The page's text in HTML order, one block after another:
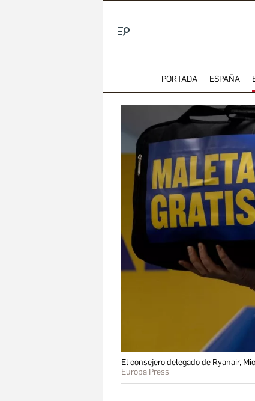
PORTADA ESPAÑA
El consejero delegado de Ryanair,
Europa Press